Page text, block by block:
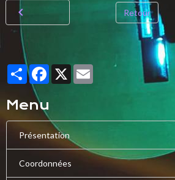
Retour
PartagerFacebook
X
Menu
Présentation
Coordonnées